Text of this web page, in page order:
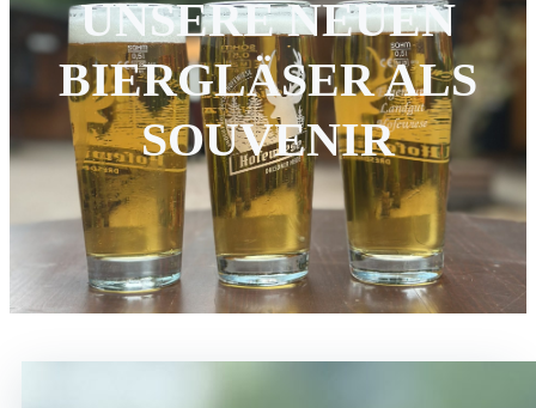
UNSERE NEUEN
BIERGLÄSER ALS
SOUVENIR